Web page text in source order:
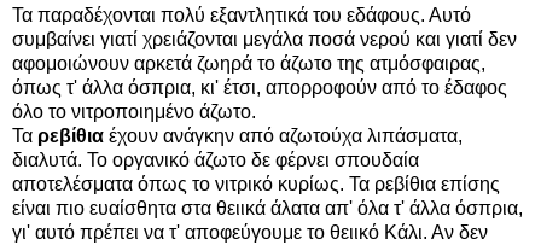
Τα παραδέχονται πολύ εξαντλητικά του εδάφους. Αυτό
συμβαίνει γιατί χρειάζονται μεγάλα ποσά νερού και γιατί δεν
αφομοιώνουν αρκετά ζωηρά το άζωτο της ατμόσφαιρας,
όπως τ' άλλα όσπρια, κι' έτσι, απορροφούν από το έδαφος
όλο το νιτροποιημένο άζωτο.
Τα ρεβίθια έχουν ανάγκην από αζωτούχα λιπάσματα,
διαλυτά. Το οργανικό άζωτο δε φέρνει σπουδαία
αποτελέσματα όπως το νιτρικό κυρίως. Τα ρεβίθια επίσης
είναι πιο ευαίσθητα στα θειικά άλατα απ' όλα τ' άλλα όσπρια,
γι' αυτό πρέπει να τ' αποφεύγουμε το θειικό Κάλι. Αν δεν